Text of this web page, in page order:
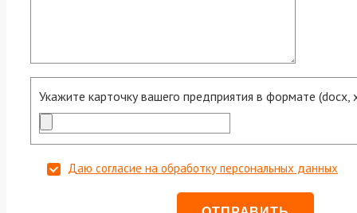
Укажите карточку вашего предприятия в формате (docx,
Даю согласие на обработку персональных данных